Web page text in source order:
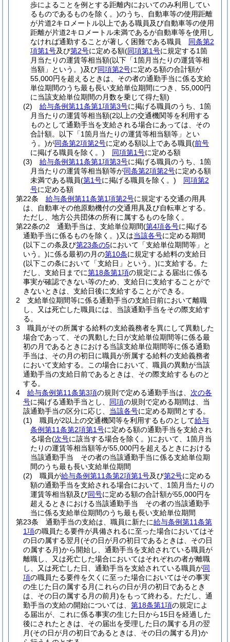
歩によることを例とする距離内においてのみ利用してい
るものであるものを除く。)のうち、自動車等の使用距離
が片道2キロメートル以上である職員及び自動車等の使用
距離が片道2キロメートル未満であるが自動車等を使用し
なければ通勤することが著しく困難である職員 同条第2
項第1号及び第2号に定める額(同項第1号に規定する1箇
月当たりの運賃等相当額(以下「1箇月当たりの運賃等相
当額」という。)及び同項第2号に定める額の合計額が
55,000円を超えるときは、その者の通勤手当に係る支給
単位期間のうち最も長い支給単位期間につき、55,000円
に当該支給単位期間の月数を乗じて得た額)
(2)
給与条例第11条第1項第3号に掲げる職員のうち、1箇
月当たりの運賃等相当額(2以上の交通機関等を利用する
ものとして通勤手当を支給される場合にあっては、その
合計額。以下「1箇月当たりの運賃等相当額等」とい
う。)が同条第2項第2号に定める額以上である職員(前号
に掲げる職員を除く。)
同項第1号に定める額
(3)
給与条例第11条第1項第3号に掲げる職員のうち、1箇
月当たりの運賃等相当額等が同条第2項第2号に定める額
未満である職員(第1号に掲げる職員を除く。)
同項第2
号に定める額
第22条
給与条例第11条第1項第2号に規定する交通の用具
は、自動車その他原動機付の交通用具及び自転車とする。
ただし、地方公共団体の所有に属するものを除く。
第22条の2
通勤手当は、支給単位期間(第4項各号に掲げる
通勤手当に係るものを除く。)又は当該各号に定める期間
(以下この条及び第23条の5において「支給単位期間等」と
いう。)に係る最初の月の第10条に規定する給料の支給日
(以下この条において「支給日」という。)に支給する。 た
だし、支給日までに第18条第1項の規定による届出に係る
事実が確認できない等のため、支給日に支給することがで
きないときは、支給日後に支給することができる。
2
支給単位期間等に係る通勤手当の支給日前において離職
し、又は死亡した職員には、当該通勤手当をその際支給す
る。
3
職員がその所属する給料の支給義務者を異にして異動した
場合であって、その異動した日が支給単位期間等に係る最
初の月であるときにおける当該支給単位期間等に係る通勤
手当は、その月の初日に職員が所属する給料の支給義務者
において支給する。
この場合において、職員の異動が当該
通勤手当の支給日前であるときは、その際支給するものと
する。
4
給与条例第11条第3項の規則で定める通勤手当は、 次の各
号に掲げる通勤手当とし、 同項の規則で定める期間は、当
該通勤手当の区分に応じ、 当該各号に定める期間とする。
(1)
職員が2以上の交通機関等を利用するものとして給与
条例第11条第2項第1号に定める額の通勤手当を支給され
る場合(次号に該当する場合を除く。)において、1箇月当
たりの運賃等相当額等が55,000円を超えるときにおける
当該通勤手当 その者の当該通勤手当に係る支給単位期
間のうち最も長い支給単位期間
(2)
職員が給与条例第11条第2項第1号及び第2号に定める
額の通勤手当を支給される場合において、1箇月当たりの
運賃等相当額及び同号に定める額の合計額が55,000円を
超えるときにおける当該通勤手当 その者の当該通勤手
当に係る支給単位期間のうち最も長い支給単位期間
第23条
通勤手当の支給は、職員に新たに給与条例第11条第
1項の職員たる要件が具備されるに至った場合においてはそ
の日の属する翌月(その日が月の初日であるときは、その日
の属する月)から開始し、通勤手当を支給されている職員が
離職し、又は死亡した場合においてはそれぞれの者が離職
し、又は死亡した日、通勤手当を支給されている職員が同
項の職員たる要件を欠くに至った場合においてはその事実
の生じた日の属する月(これらの日が月の初日であるとき
は、その日の属する月の前月)をもって終わる。 ただし、通
勤手当の支給の開始については、 第18条第1項の規定によ
る届出が、これに係る事実の生じた日から15日を経過した
後にされたときは、その届出を受理した日の属する月の翌
月(その日が月の初日であるときは、その日の属する月)か